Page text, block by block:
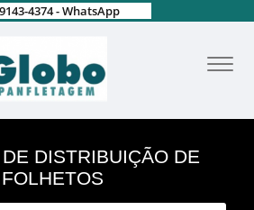
4374 - WhatsApp
DISTRIBUIÇÃO DE
FOLHETOS